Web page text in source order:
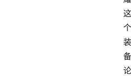
这
个
装
备
论